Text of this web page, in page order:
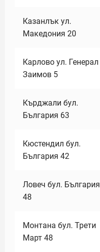
Казанлък ул.
Македония 20
Карлово ул. Генерал
Заимов 5
Кърджали бул.
България 63
Кюстендил бул.
България 42
Ловеч бул. България
48
Монтана бул. Трети
Март 48